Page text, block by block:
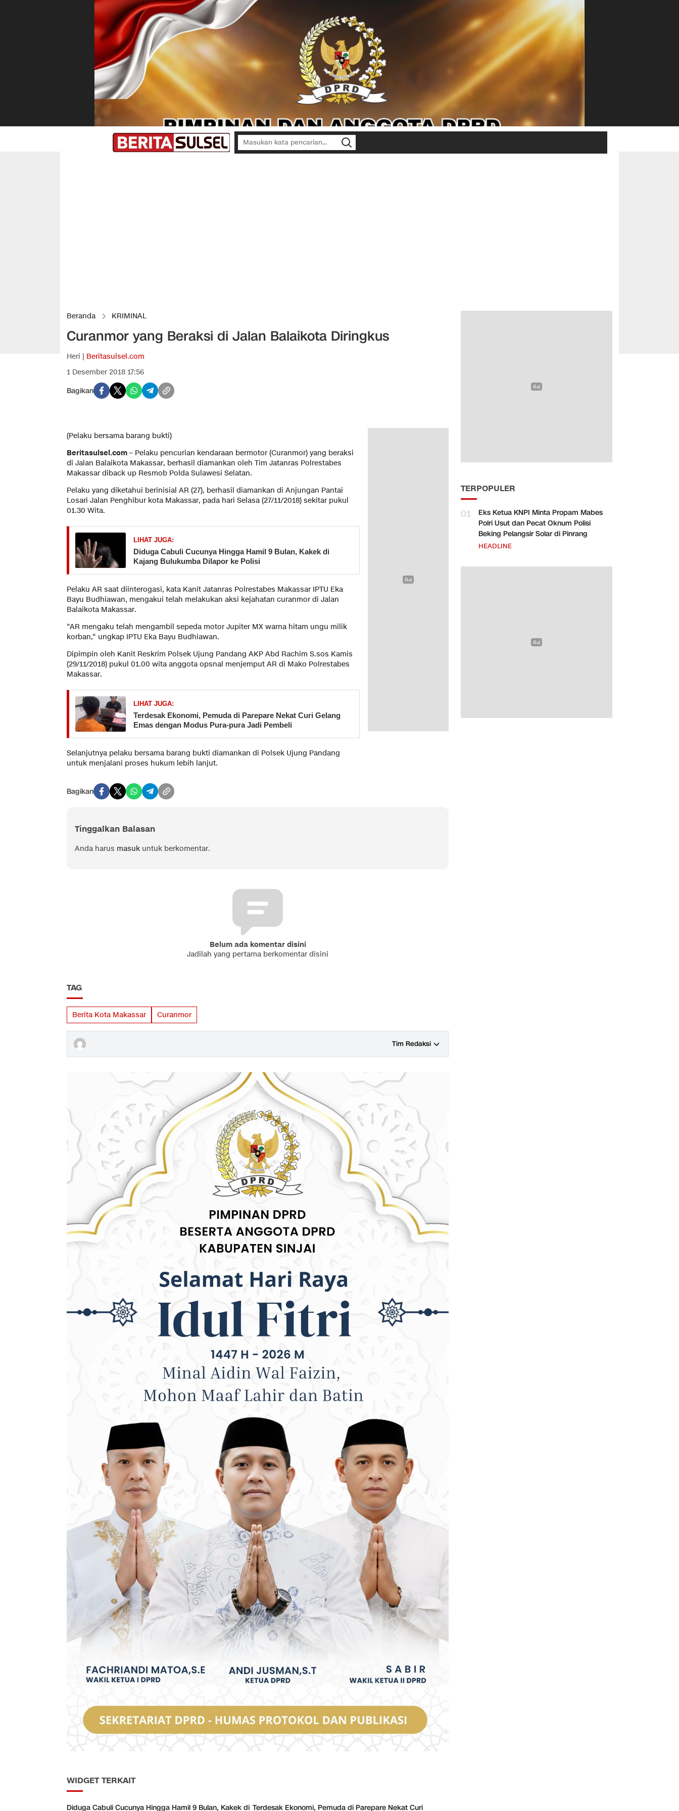
Beranda KRIMINAL
Curanmor yang Beraksi di Jalan Balaikota Diringkus
Heri | Beritasulsel.com
1 Desember 2018 17:56
Bagikan
(Pelaku bersama barang bukti)
Beritasulsel.com – Pelaku pencurian kendaraan bermotor (Curanmor) yang beraksi
di Jalan Balaikota Makassar, berhasil diamankan oleh Tim Jatanras Polrestabes
Makassar diback up Resmob Polda Sulawesi Selatan.
Pelaku yang diketahui berinisial AR (27), berhasil diamankan di Anjungan Pantai
Losari Jalan Penghibur kota Makassar, pada hari Selasa (27/11/2018) sekitar pukul
01.30 Wita.
LIHAT JUGA:
Diduga Cabuli Cucunya Hingga Hamil 9 Bulan, Kakek di
Kajang Bulukumba Dilapor ke Polisi
Pelaku AR saat diinterogasi, kata Kanit Jatanras Polrestabes Makassar IPTU Eka
Bayu Budhiawan, mengakui telah melakukan aksi kejahatan curanmor di Jalan
Balaikota Makassar.
“AR mengaku telah mengambil sepeda motor Jupiter MX warna hitam ungu milik
korban,“ ungkap IPTU Eka Bayu Budhiawan.
Dipimpin oleh Kanit Reskrim Polsek Ujung Pandang AKP Abd Rachim S.sos Kamis
(29/11/2018) pukul 01.00 wita anggota opsnal menjemput AR di Mako Polrestabes
Makassar.
LIHAT JUGA:
Terdesak Ekonomi, Pemuda di Parepare Nekat Curi Gelang
Emas dengan Modus Pura-pura Jadi Pembeli
Selanjutnya pelaku bersama barang bukti diamankan di Polsek Ujung Pandang
untuk menjalani proses hukum lebih lanjut.
Bagikan
Tinggalkan Balasan
Anda harus masuk untuk berkomentar.
Belum ada komentar disini
Jadilah yang pertama berkomentar disini
TAG
Berita Kota Makassar Curanmor
Tim Redaksi
WIDGET TERKAIT
Diduga Cabuli Cucunya Hingga Hamil 9 Bulan, Kakek di Terdesak Ekonomi, Pemuda di Parepare Nekat Curi
TERPOPULER
01
Eks Ketua KNPI Minta Propam Mabes
Polri Usut dan Pecat Oknum Polisi
Beking Pelangsir Solar di Pinrang
HEADLINE